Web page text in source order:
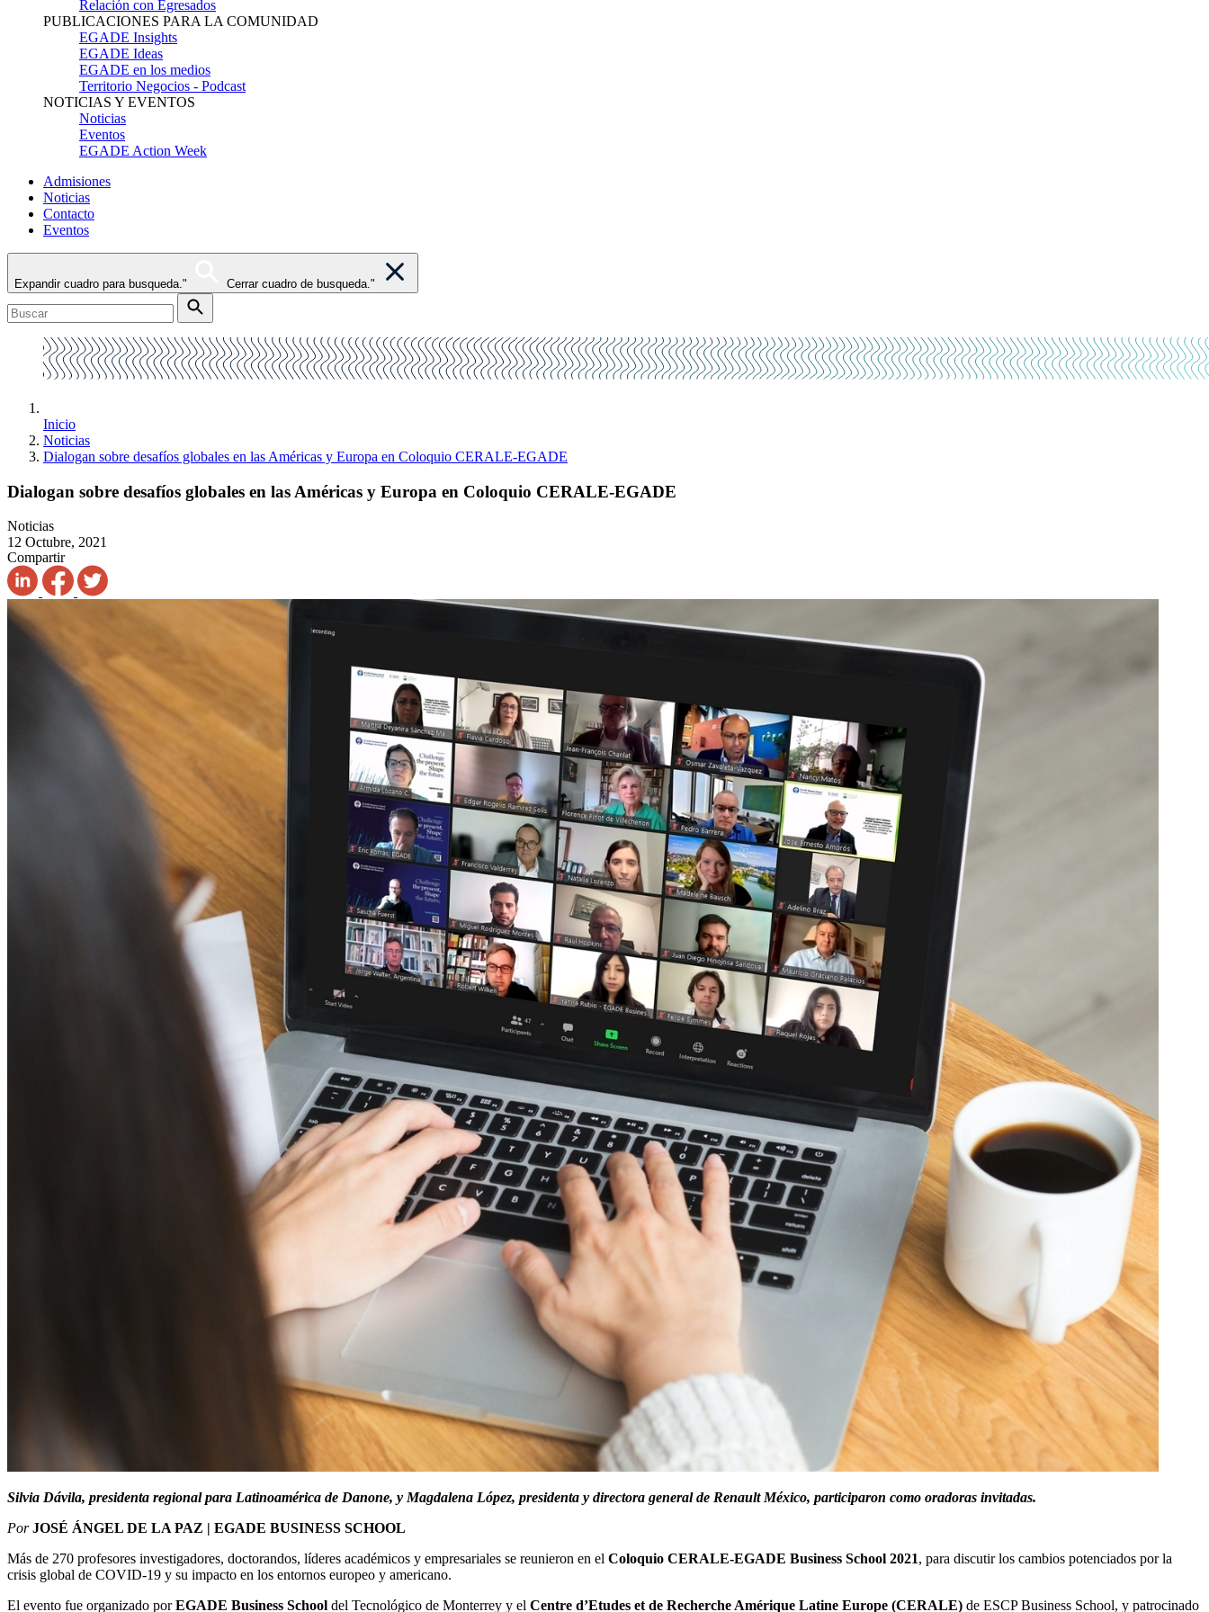
Relación con Egresados
PUBLICACIONES PARA LA COMUNIDAD
EGADE Insights
EGADE Ideas
EGADE en los medios
Territorio Negocios - Podcast
NOTICIAS Y EVENTOS
Noticias
Eventos
EGADE Action Week
Admisiones
Noticias
Contacto
Eventos
Expandir cuadro para busqueda." Cerrar cuadro de busqueda."
Inicio
Noticias
Dialogan sobre desafíos globales en las Américas y Europa en Coloquio CERALE-EGADE
Dialogan sobre desafíos globales en las Américas y Europa en Coloquio CERALE-EGADE
Noticias
12 Octubre, 2021
Compartir
Silvia Dávila, presidenta regional para Latinoamérica de Danone, y Magdalena López, presidenta y directora general de Renault México, participaron como oradoras invitadas.
PorJOSÉ ÁNGEL DE LA PAZ | EGADE BUSINESS SCHOOL
Más de 270 profesores investigadores, doctorandos, líderes académicos y empresariales se reunieron en el Coloquio CERALE-EGADE Business School 2021, para discutir los cambios potenciados por la
crisis global de COVID-19 y su impacto en los entornos europeo y americano.
El evento fue organizado porEGADE Business School del Tecnológico de Monterrey y el Centre d’Etudes et de Recherche Amérique Latine Europe (CERALE) de ESCP Business School, y patrocinado